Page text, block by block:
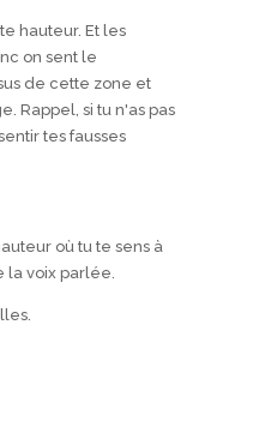
hauteur. Et les
on sent le
de cette zone et
Rappel, si tu n'as pas
tes fausses
où tu te sens à
la voix parlée.